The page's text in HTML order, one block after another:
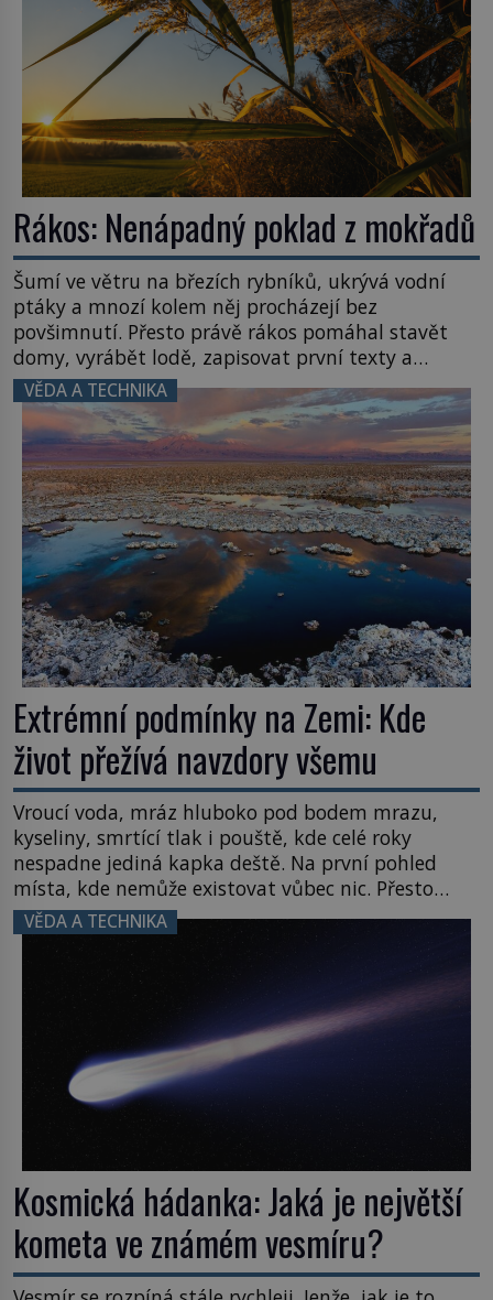
Rákos: Nenápadný poklad z mokřadů
Šumí ve větru na březích rybníků, ukrývá vodní
ptáky a mnozí kolem něj procházejí bez
povšimnutí. Přesto právě rákos pomáhal stavět
domy, vyrábět lodě, zapisovat první texty a
inspiroval řadu pověstí. Tato skromná, ale
užitečná rostlina provází člověka už tisíce let.
Většina lidí vnímá rákos jen jako obyčejnou kulisu
letního koupání. Stačí se však podívat […]
VĚDA A TECHNIKA
Extrémní podmínky na Zemi: Kde
život přežívá navzdory všemu
Vroucí voda, mráz hluboko pod bodem mrazu,
kyseliny, smrtící tlak i pouště, kde celé roky
nespadne jediná kapka deště. Na první pohled
místa, kde nemůže existovat vůbec nic. Přesto
právě tady vědci objevují organismy, které
posouvají hranice života. Každý nový nález mění
naše představy o tom, co všechno dokáže příroda a
napovídá, kde bychom jednou […]
VĚDA A TECHNIKA
Kosmická hádanka: Jaká je největší
kometa ve známém vesmíru?